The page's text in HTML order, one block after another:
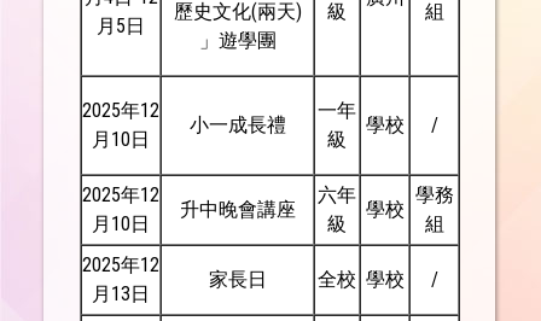
月5日
歷史文化(兩天)
」遊學團
級
組
2025年12
月10日
小一成長禮
一年
級
學校 /
2025年12
月10日
升中晚會講座
六年
級
學校
學務
組
2025年12
月13日
家長日 全校 學校 /